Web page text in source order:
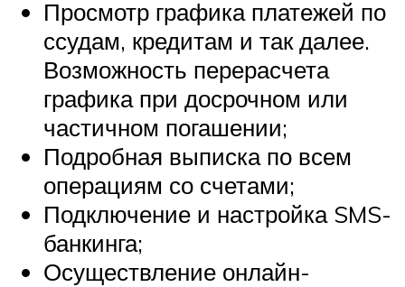
Просмотр графика платежей по
ссудам, кредитам и так далее.
Возможность перерасчета
графика при досрочном или
частичном погашении;
Подробная выписка по всем
операциям со счетами;
Подключение и настройка SMS-
банкинга;
Осуществление онлайн-